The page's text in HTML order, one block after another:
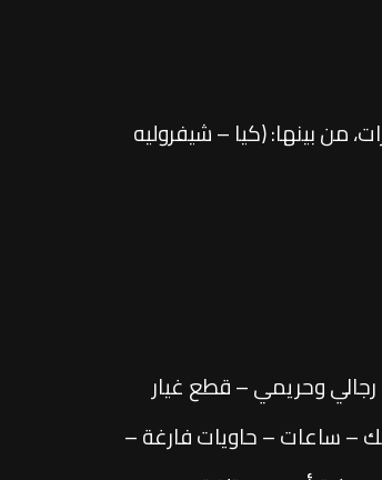
من بينها: (كيا – شيفروليه
رجالي وحريمي – قطع غيار
– ساعات – حاويات فارغة –